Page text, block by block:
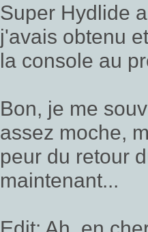
Super Hydlide
j'avais obtenu
la console au
Bon, je me
assez moche,
peur du retour
maintenant...